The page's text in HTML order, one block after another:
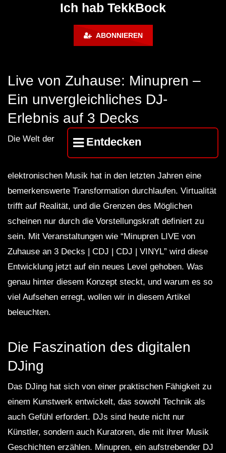
Ich hab TekkBock
ABONNIEREN
Live von Zuhause: Minupren –
Ein unvergleichliches DJ-
Erlebnis auf 3 Decks
Entdecken
Die Welt der
elektronischen Musik hat in den letzten Jahren eine
bemerkenswerte Transformation durchlaufen. Virtualität
trifft auf Realität, und die Grenzen des Möglichen
scheinen nur durch die Vorstellungskraft definiert zu
sein. Mit Veranstaltungen wie “Minupren LIVE von
Zuhause an 3 Decks | CDJ | CDJ | VINYL” wird diese
Entwicklung jetzt auf ein neues Level gehoben. Was
genau hinter diesem Konzept steckt, und warum es so
viel Aufsehen erregt, wollen wir in diesem Artikel
beleuchten.
Die Faszination des digitalen
DJing
Das DJing hat sich von einer praktischen Fähigkeit zu
einem Kunstwerk entwickelt, das sowohl Technik als
auch Gefühl erfordert. DJs sind heute nicht nur
Künstler, sondern auch Kuratoren, die mit ihrer Musik
Geschichten erzählen. Minupren, ein aufstrebender DJ